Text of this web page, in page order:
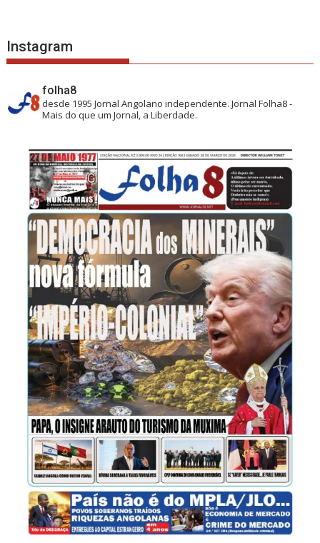
Instagram
folha8
desde 1995 Jornal Angolano independente.Jornal Folha8 -
Mais do que um Jornal, a Liberdade.